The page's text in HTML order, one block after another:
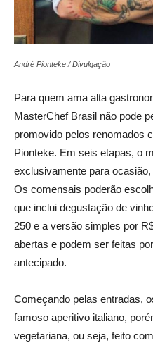
André Pionteke / Divulgação
Para quem ama alta
MasterChef Brasil não pode
promovido pelos renomados
Pionteke. Em seis etapas, o
exclusivamente para
Os comensais poderão
que inclui degustação de
250 e a versão simples por
abertas e podem ser feitas
antecipado.
Começando pelas entradas,
famoso aperitivo italiano,
vegetariana, ou seja, feito